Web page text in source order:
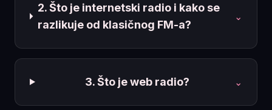
2. Što je internetski radio i kako se
razlikuje od klasičnog FM-a?
⌄
3. Što je web radio? ⌄